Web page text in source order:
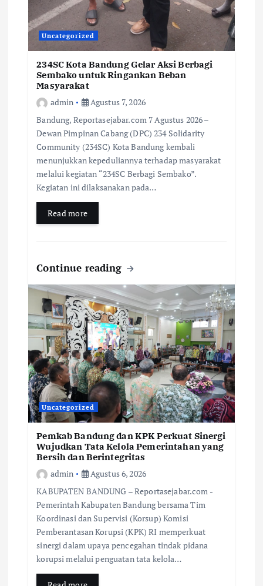
Uncategorized
234SC Kota Bandung Gelar Aksi Berbagi
Sembako untuk Ringankan Beban
Masyarakat
admin
Agustus 7, 2026
Bandung, Reportasejabar.com 7 Agustus 2026 –
Dewan Pimpinan Cabang (DPC) 234 Solidarity
Community (234SC) Kota Bandung kembali
menunjukkan kepeduliannya terhadap masyarakat
melalui kegiatan “234SC Berbagi Sembako”.
Kegiatan ini dilaksanakan pada…
Read more
Continue reading
Uncategorized
Pemkab Bandung dan KPK Perkuat Sinergi
Wujudkan Tata Kelola Pemerintahan yang
Bersih dan Berintegritas
admin
Agustus 6, 2026
KABUPATEN BANDUNG – Reportasejabar.com -
Pemerintah Kabupaten Bandung bersama Tim
Koordinasi dan Supervisi (Korsup) Komisi
Pemberantasan Korupsi (KPK) RI memperkuat
sinergi dalam upaya pencegahan tindak pidana
korupsi melalui penguatan tata kelola…